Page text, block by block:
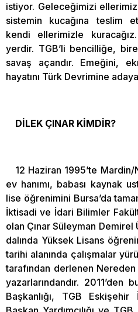
istiyor. Geleceğimizi
sistemin kucağına teslim
kendi ellerimizle
yerdir. TGB’li bencilliğe,
savaş açandır. Emeğini,
hayatını Türk Devrimine
DİLEK ÇINAR KİMDİR?
12 Haziran 1995’te
ev hanımı, babası kaynak
lise öğrenimini Bursa’da
İktisadi ve İdari Bilimler
olan Çınar Süleyman
dalında Yüksek Lisans
tarihi alanında çalışmalar
tarafından derlenen Nereden
yazarlarındandır.
Başkanlığı, TGB